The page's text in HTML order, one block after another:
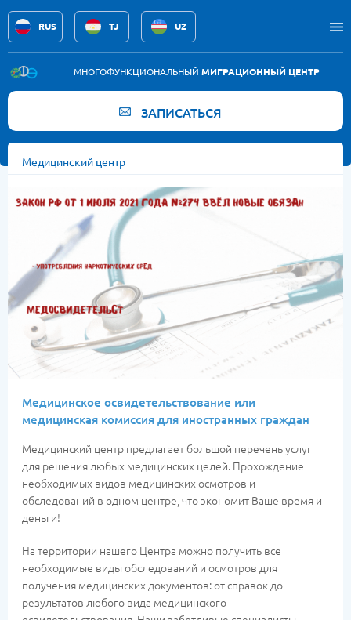
RUS TJ UZ
Услуги
Вакансии
Контакты
МНОГОФУНКЦИОНАЛЬНЫЙ МИГРАЦИОННЫЙ ЦЕНТР
ЗАПИСАТЬСЯ
Медицинский центр
Медицинское освидетельствование или
медицинская комиссия для иностранных граждан
Медицинский центр предлагает большой перечень услуг
для решения любых медицинских целей. Прохождение
необходимых видов медицинских осмотров и
обследований в одном центре, что экономит Ваше время и
деньги!
На территории нашего Центра можно получить все
необходимые виды обследований и осмотров для
получения медицинских документов: от справок до
результатов любого вида медицинского